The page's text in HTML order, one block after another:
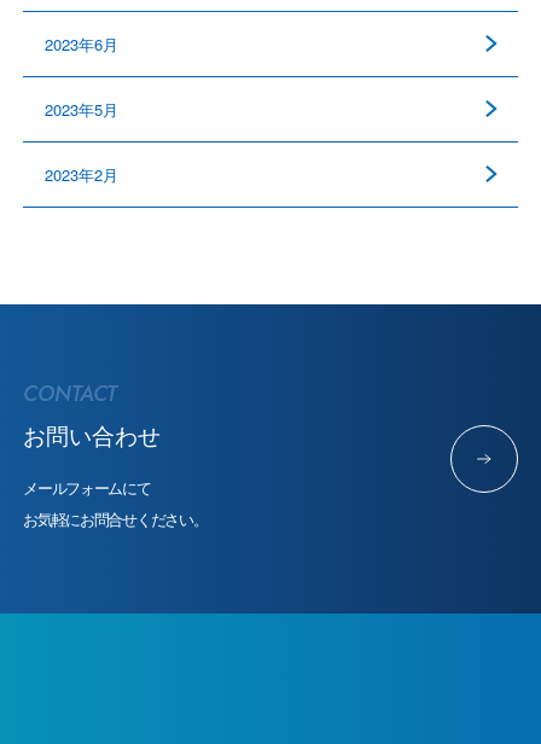
2023年6月
2023年5月
2023年2月
CONTACT
お問い合わせ
メールフォームにて
お気軽にお問合せください。